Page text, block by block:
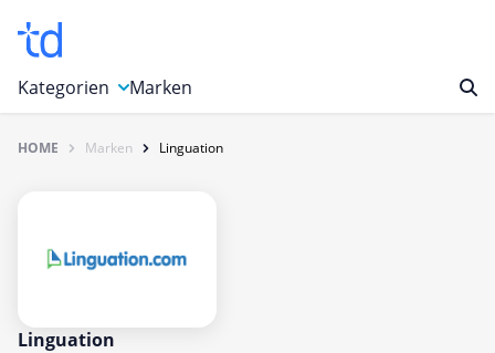
Kategorien
Auto, Motorrad & Werkzeuge
Computer & Elektronik
Essen & Trinken
Marken
HOME Marken Linguation
Linguation